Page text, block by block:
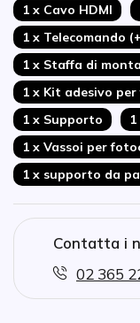
1 x Cavo HDMI
1 x Telecomando
1 x Staffa di
1 x Kit adesivo
1 x Supporto
1 x Vassoi per
1 x supporto da
Contatta i
02 365